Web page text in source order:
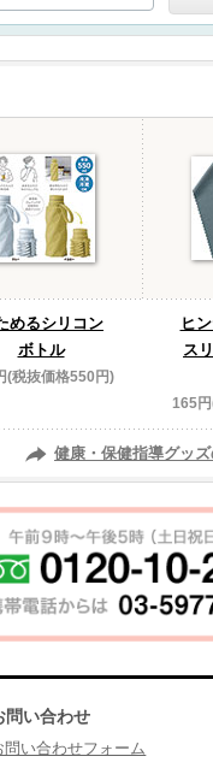
めるシリコン
ボトル
(税抜価格550円)
ヒ
ス
165
健康・保健指導グッ
問い合わせ
問い合わせフォーム